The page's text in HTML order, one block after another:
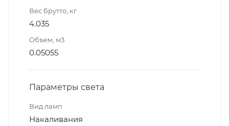
Вес брутто, кг
4.035
Объем, м3
0.05055
Параметры света
Вид ламп
Накаливания